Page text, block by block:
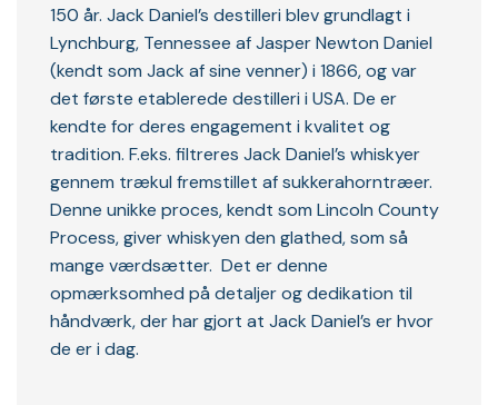
150 år. Jack Daniel’s destilleri blev grundlagt i
Lynchburg, Tennessee af Jasper Newton Daniel
(kendt som Jack af sine venner) i 1866, og var
det første etablerede destilleri i USA. De er
kendte for deres engagement i kvalitet og
tradition. F.eks. filtreres Jack Daniel’s whiskyer
gennem trækul fremstillet af sukkerahorntræer.
Denne unikke proces, kendt som Lincoln County
Process, giver whiskyen den glathed, som så
mange værdsætter. Det er denne
opmærksomhed på detaljer og dedikation til
håndværk, der har gjort at Jack Daniel’s er hvor
de er i dag.